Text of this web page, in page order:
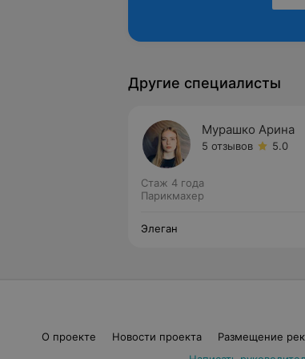
Другие специалисты
Мурашко Арина
5 отзывов 5.0
Стаж 4 года
Парикмахер
Элеган
О проекте Новости проекта Размещение